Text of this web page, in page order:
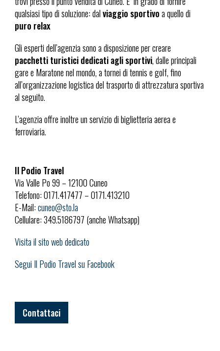
qualsiasi tipo di soluzione: dalviaggio sportivoa quello di
puro relax
Gli esperti dell’agenzia sono a disposizione per creare
pacchetti turistici dedicati agli sportivi, dalle principali
gare e Maratone nel mondo, a tornei di tennis e golf, fino
all’organizzazione logistica del trasporto di attrezzatura sportiva
al seguito.
L’agenzia offre inoltre un servizio di biglietteria aerea e
ferroviaria.
Il Podio Travel
Via Valle Po 99 – 12100 Cuneo
Telefono: 0171.417477 – 0171.413210
E-Mail:cuneo@sto.la
Cellulare: 349.5186797 (anche Whatsapp)
Visita il sito web dedicato
Segui Il Podio Travel su Facebook
Contattaci